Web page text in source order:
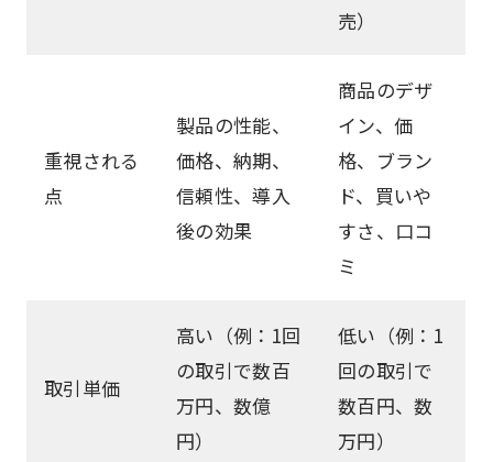
売）
重視される
点
製品の性能、
価格、納期、
信頼性、導入
後の効果
商品のデザ
イン、価
格、ブラン
ド、買いや
すさ、口コ
ミ
取引単価
高い（例：1回
の取引で数百
万円、数億
円）
低い（例：1
回の取引で
数百円、数
万円）